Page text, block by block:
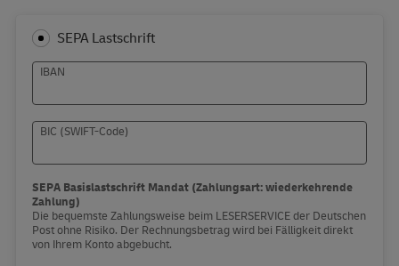
SEPA Lastschrift
IBAN
BIC (SWIFT-Code)
SEPA Basislastschrift Mandat (Zahlungsart: wiederkehrende
Zahlung)
Die bequemste Zahlungsweise beim LESERSERVICE der Deutschen
Post ohne Risiko. Der Rechnungsbetrag wird bei Fälligkeit direkt
von Ihrem Konto abgebucht.